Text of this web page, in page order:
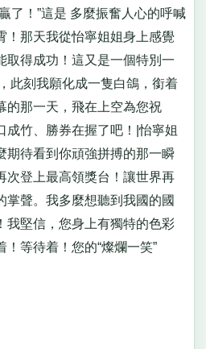
了！”這是 多麼振奮人心的呼喊
！那天我從怡寧姐姐身上感覺
取得成功！這又是一個特別一
刻我願化成一隻白鴿，銜着
的那一天，飛在上空為您祝
成竹、勝券在握了吧！|怡寧姐
期待看到你頑強拼搏的那一瞬
次登上最高領獎台！讓世界再
掌聲。我多麼想聽到我國的國
我堅信，您身上有獨特的色彩
等待着！您的“燦爛一笑”